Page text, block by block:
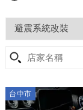
台中市